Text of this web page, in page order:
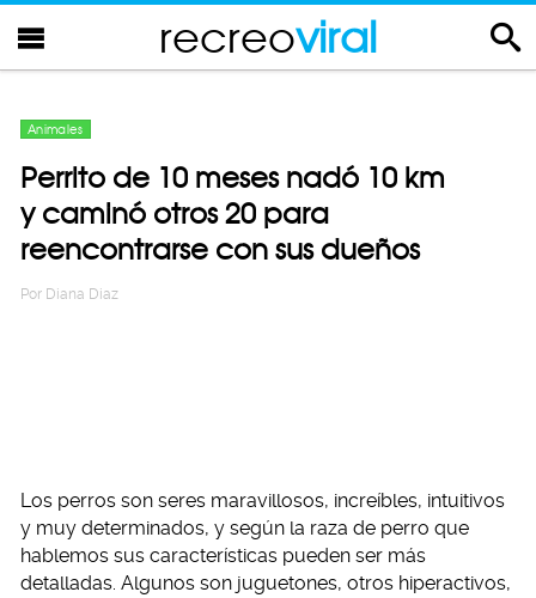
recreoviral
Animales
Perrito de 10 meses nadó 10 km
y caminó otros 20 para
reencontrarse con sus dueños
Por Diana Diaz
Los perros son seres maravillosos, increíbles, intuitivos
y muy determinados, y según la raza de perro que
hablemos sus características pueden ser más
detalladas. Algunos son juguetones, otros hiperactivos,